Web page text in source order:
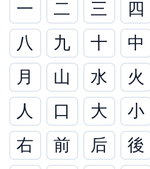
一 二 三 四
八
九 十 中
月
山 水 火
人
口 大 小
右
前 后 後